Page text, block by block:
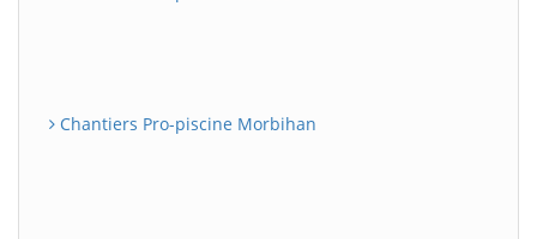
Chantiers Pro-piscine Morbihan